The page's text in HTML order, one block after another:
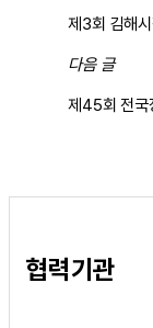
제3회 김해
다음 글
제45회 전국
협력기관